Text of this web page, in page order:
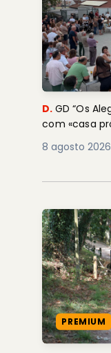
D. GD “Os
com «casa
8 agosto 2026
PREMIUM